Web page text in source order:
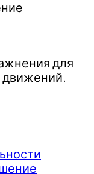
для
движений.